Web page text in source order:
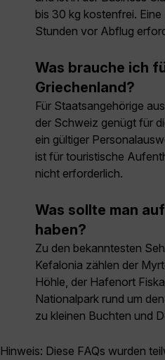
bis 30 kg kostenfrei.
Stunden vor Abflug
Was brauche ich
Griechenland?
Für Staatsangehörige
der Schweiz genügt für
ein gültiger
ist für touristische
nicht erforderlich.
Was sollte man
haben?
Zu den bekanntesten
Kefalonia zählen der
Höhle, der Hafenort
Nationalpark rund um
zu kleinen Buchten und
Hinweis: Diese FAQs wurden